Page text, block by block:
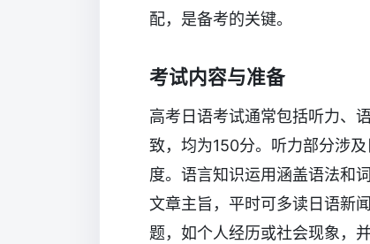
配，是备考的关键。
考试内容与准备
高考日语考试通常包括听力、
致，均为150分。听力部分涉
度。语言知识运用涵盖语法和
文章主旨，平时可多读日语新
题，如个人经历或社会现象，